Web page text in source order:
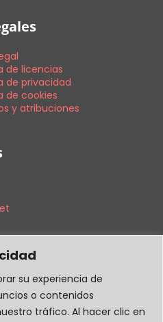
su experiencia de
o contenidos
tráfico. Al hacer clic en
de licencias
de privacidad
de cookies
y atribuciones
Prim i Prats, 3
08940, Barcelona.